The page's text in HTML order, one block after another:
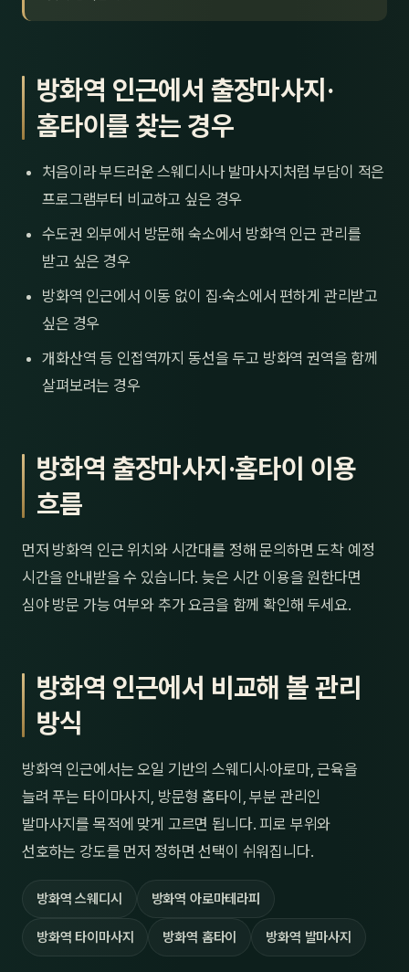
방화역 인근에서 출장마사지·
홈타이를 찾는 경우
처음이라 부드러운 스웨디시나 발마사지처럼 부담이 적은
프로그램부터 비교하고 싶은 경우
수도권 외부에서 방문해 숙소에서 방화역 인근 관리를
받고 싶은 경우
방화역 인근에서 이동 없이 집·숙소에서 편하게 관리받고
싶은 경우
개화산역 등 인접역까지 동선을 두고 방화역 권역을 함께
살펴보려는 경우
방화역 출장마사지·홈타이 이용
흐름
먼저 방화역 인근 위치와 시간대를 정해 문의하면 도착 예정
시간을 안내받을 수 있습니다. 늦은 시간 이용을 원한다면
심야 방문 가능 여부와 추가 요금을 함께 확인해 두세요.
방화역 인근에서 비교해 볼 관리
방식
방화역 인근에서는 오일 기반의 스웨디시·아로마, 근육을
늘려 푸는 타이마사지, 방문형 홈타이, 부분 관리인
발마사지를 목적에 맞게 고르면 됩니다. 피로 부위와
선호하는 강도를 먼저 정하면 선택이 쉬워집니다.
방화역 스웨디시 방화역 아로마테라피
방화역 타이마사지 방화역 홈타이 방화역 발마사지